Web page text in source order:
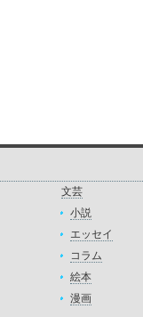
文芸
小説
エッセイ
コラム
絵本
漫画